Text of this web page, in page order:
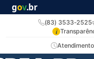
gov.br
(83) 3533-2525
i